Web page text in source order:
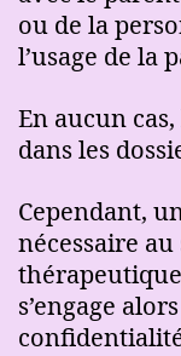
ou de la
l’usage de la
En aucun
dans les
Cependant,
nécessaire au
s’engage